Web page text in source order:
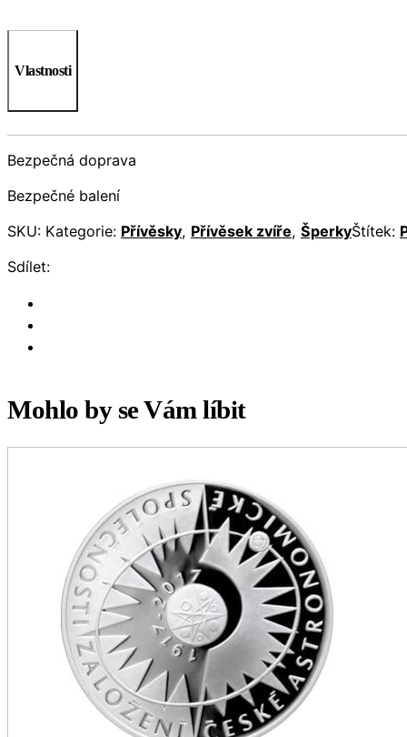
Vlastnosti
Bezpečná doprava
Bezpečné balení
SKU: Kategorie: Přívěsky, Přívěsek zvíře, ŠperkyŠtítek:
Sdílet:
Mohlo by se Vám líbit